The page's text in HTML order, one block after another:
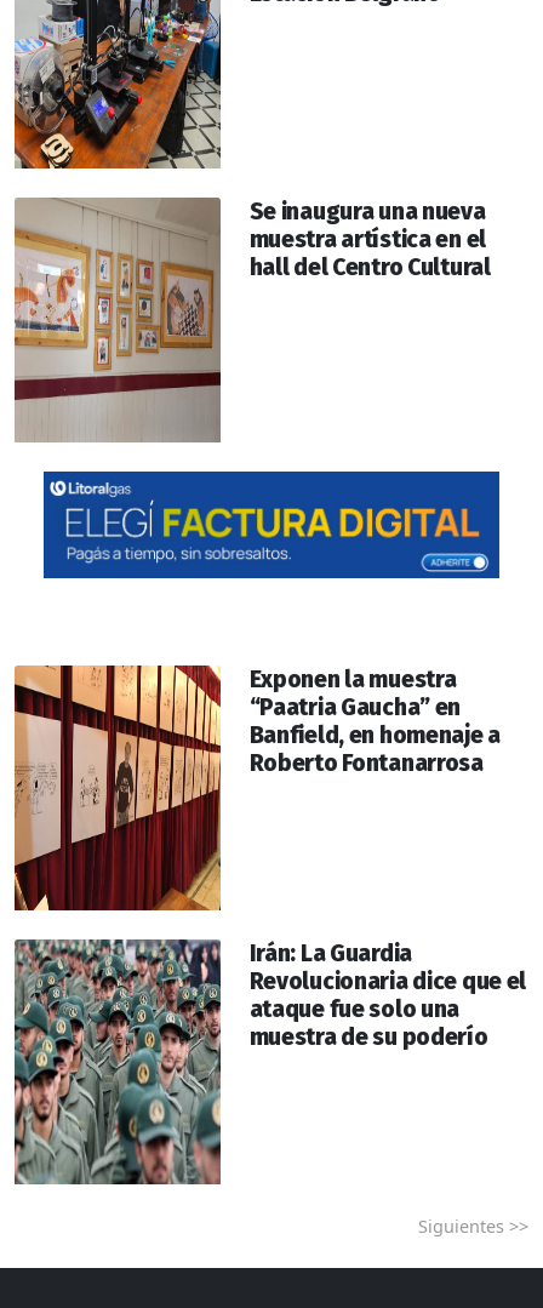
Se inaugura una nueva
muestra artística en el
hall del Centro Cultural
Exponen la muestra
“Paatria Gaucha” en
Banfield, en homenaje a
Roberto Fontanarrosa
Irán: La Guardia
Revolucionaria dice que el
ataque fue solo una
muestra de su poderío
Siguientes >>